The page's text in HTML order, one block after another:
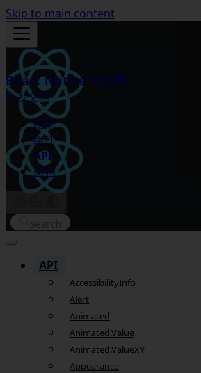
Skip to main content
React Native 中文网
开发文档
指南
组件
API
架构
Search
API
AccessibilityInfo
Alert
Animated
Animated.Value
Animated.ValueXY
Appearance